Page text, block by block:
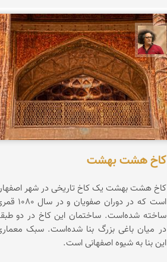
مصطفی ربیعی بهشتی
کاخ هشت بهشت
کاخ هشت‌ بهشت یک کاخ تاریخی در شهر
است که در دوران صفویان و
ساخته شده‌است. ساختمان این کاخ در دو
در میان باغی بزرگ بنا شده‌است. سبک
این بنا به شیوه اصفهانی است.